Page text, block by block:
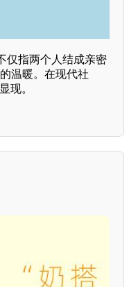
仅指两个人结成亲密
温暖。在现代社
现。